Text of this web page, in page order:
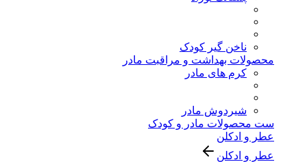
ناخن گیر کودک
محصولات بهداشت و مراقبت مادر
کرم های مادر
شیردوش مادر
ست محصولات مادر و کودک
عطر و ادکلن
عطر و ادکلن